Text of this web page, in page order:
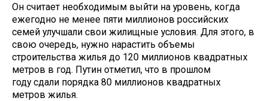
Он считает необходимым выйти на уровень, когда
ежегодно не менее пяти миллионов российских
семей улучшали свои жилищные условия. Для этого, в
свою очередь, нужно нарастить объемы
строительства жилья до 120 миллионов квадратных
метров в год. Путин отметил, что в прошлом
году сдали порядка 80 миллионов квадратных
метров жилья.